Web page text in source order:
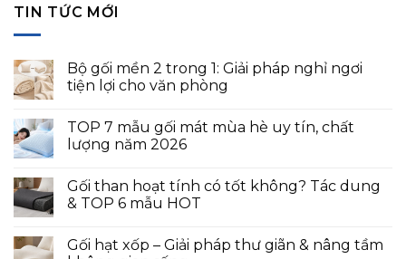
TIN TỨC MỚI
Bộ gối mền 2 trong 1: Giải pháp nghỉ ngơi
tiện lợi cho văn phòng
TOP 7 mẫu gối mát mùa hè uy tín, chất
lượng năm 2026
Gối than hoạt tính có tốt không? Tác dung
& TOP 6 mẫu HOT
Gối hạt xốp – Giải pháp thư giãn & nâng tầm